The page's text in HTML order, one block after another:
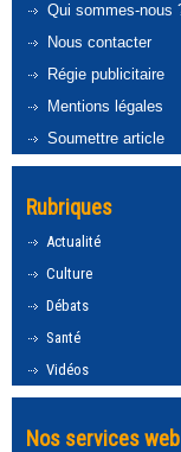
Qui sommes-nous
Nous contacter
Régie publicitaire
Mentions légales
Soumettre article
Rubriques
Actualité
Culture
Débats
Santé
Vidéos
Nos services web